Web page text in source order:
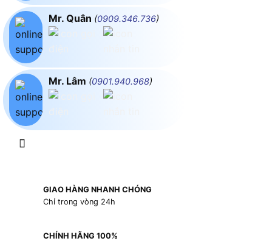
Mr. Quân (0909.346.736)
Mr. Lâm (0901.940.968)
GIAO HÀNG NHANH CHÓNG
Chỉ trong vòng 24h
CHÍNH HÃNG 100%